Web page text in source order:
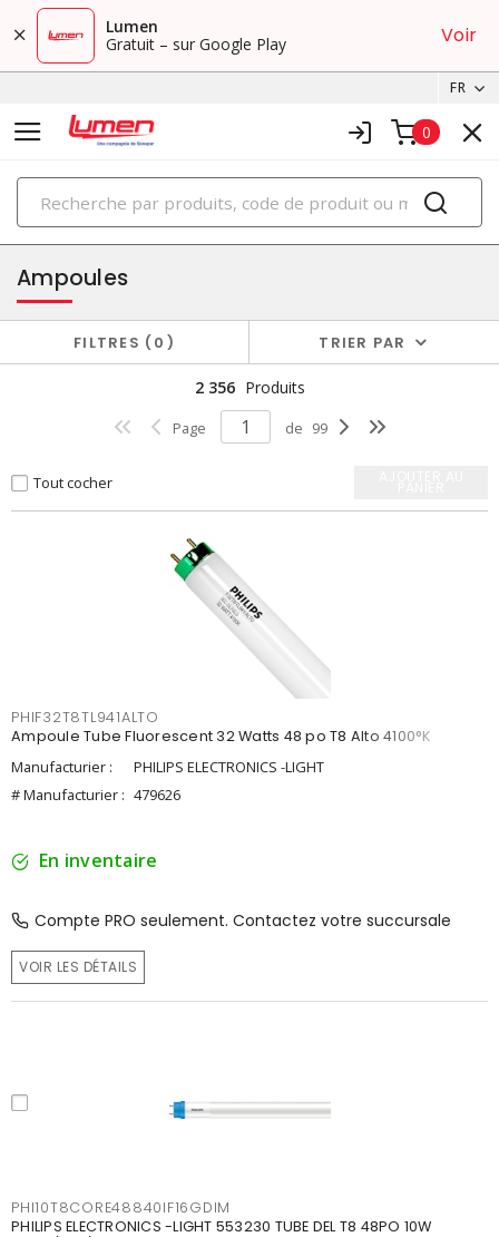
Lumen
Gratuit – sur Google Play
Voir
FR
0
PRODUITS
éclairage
Ampoules
FILTRES 0 TRIER PAR
2 356 Produits
Page de 99
Tout cocher
PHIF32T8TL941ALTO
Ampoule Tube Fluorescent 32 Watts 48 po T8 Alto 4100°K
Manufacturier :
PHILIPS ELECTRONICS -LIGHT
# Manufacturier : 479626
En inventaire
Compte PRO seulement. Contactez votre succursale
VOIR LES DÉTAILS
PHI10T8CORE48840IF16GDIM
PHILIPS ELECTRONICS -LIGHT 553230 TUBE DEL T8 48PO 10W